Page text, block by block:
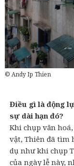
© Andy Ip Thien
Điều gì là động
sự dài hạn đó?
Khi chụp văn
vật, Thiên đã tìm
dụ như khi chụp
của ngày lễ này,